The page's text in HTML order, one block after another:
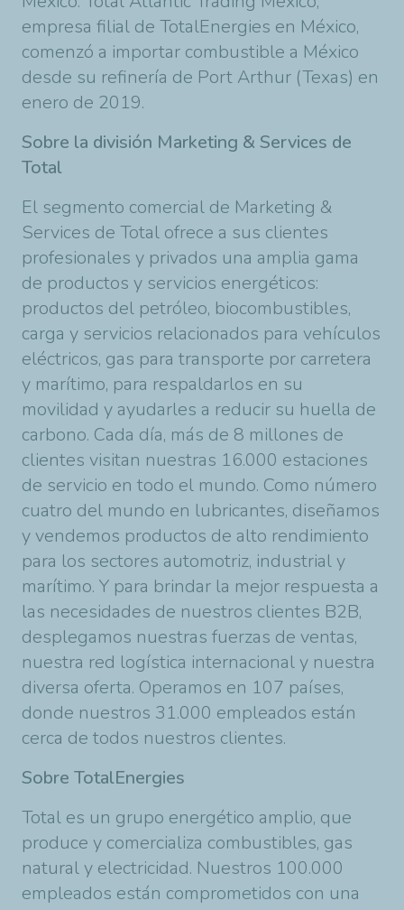
empresa filial de TotalEnergies en México,
comenzó a importar combustible a México
desde su refinería de Port Arthur (Texas) en
enero de 2019.
Sobre la división Marketing & Services de
Total
El segmento comercial de Marketing &
Services de Total ofrece a sus clientes
profesionales y privados una amplia gama
de productos y servicios energéticos:
productos del petróleo, biocombustibles,
carga y servicios relacionados para vehículos
eléctricos, gas para transporte por carretera
y marítimo, para respaldarlos en su
movilidad y ayudarles a reducir su huella de
carbono. Cada día, más de 8 millones de
clientes visitan nuestras 16.000 estaciones
de servicio en todo el mundo. Como número
cuatro del mundo en lubricantes, diseñamos
y vendemos productos de alto rendimiento
para los sectores automotriz, industrial y
marítimo. Y para brindar la mejor respuesta a
las necesidades de nuestros clientes B2B,
desplegamos nuestras fuerzas de ventas,
nuestra red logística internacional y nuestra
diversa oferta. Operamos en 107 países,
donde nuestros 31.000 empleados están
cerca de todos nuestros clientes.
Sobre TotalEnergies
Total es un grupo energético amplio, que
produce y comercializa combustibles, gas
natural y electricidad. Nuestros 100.000
empleados están comprometidos con una